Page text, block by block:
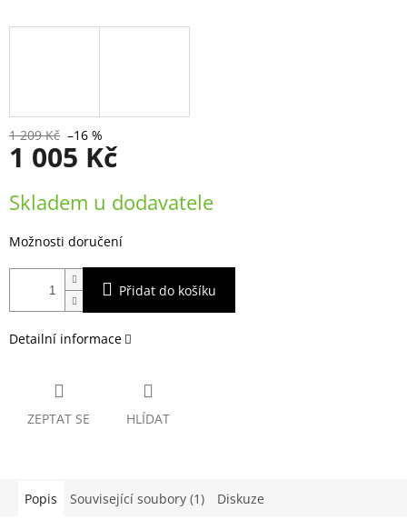
1 209 Kč –16 %
1 005 Kč
cena:
Skladem u dodavatele
Možnosti doručení
Přidat do košíku
Detailní informace
ZEPTAT SE HLÍDAT
Popis Související soubory (1) Diskuze